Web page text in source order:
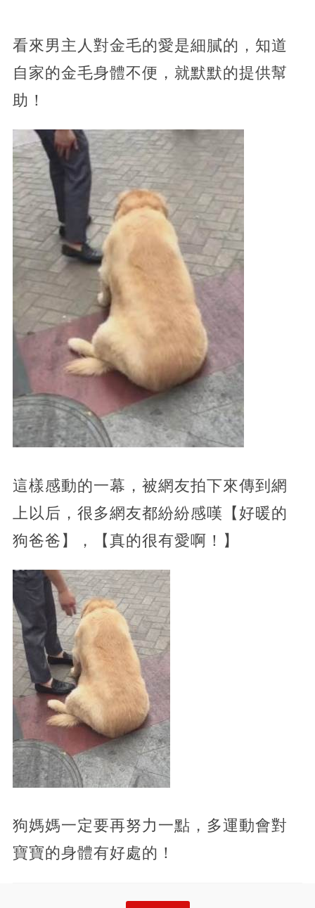
看來男主人對金毛的愛是細膩的，知道
自家的金毛身體不便，就默默的提供幫
助！
這樣感動的一幕，被網友拍下來傳到網
上以后，很多網友都紛紛感嘆【好暖的
狗爸爸】，【真的很有愛啊！】
狗媽媽一定要再努力一點，多運動會對
寶寶的身體有好處的！